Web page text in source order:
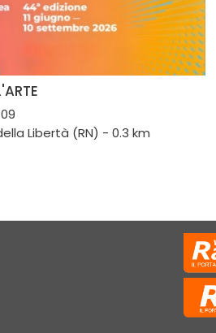
Libertà (RN) - 0.3 km